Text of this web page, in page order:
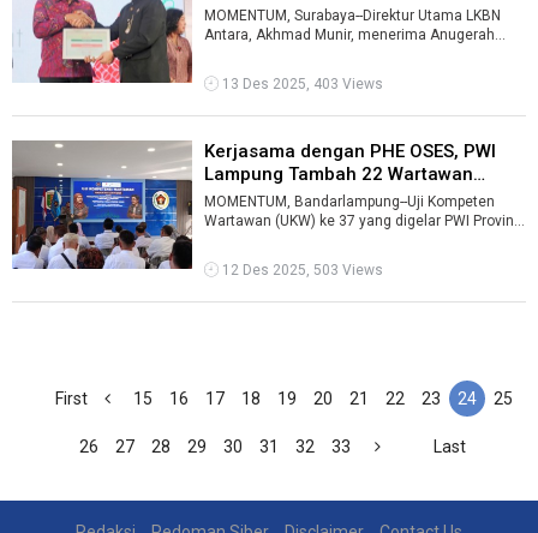
MOMENTUM, Surabaya--Direktur Utama LKBN
Antara, Akhmad Munir, menerima Anugerah
(Pe ...
13 Des 2025, 403 Views
Kerjasama dengan PHE OSES, PWI
Lampung Tambah 22 Wartawan
Kompete ...
MOMENTUM, Bandarlampung--Uji Kompeten
Wartawan (UKW) ke 37 yang digelar PWI Provinsi
12 Des 2025, 503 Views
First 15 16 17 18 19 20 21 22 23 24 25
26 27 28 29 30 31 32 33 Last